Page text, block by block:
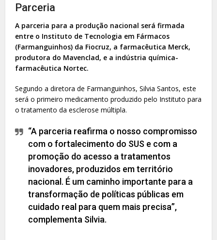
Parceria
A parceria para a produção nacional será firmada
entre o Instituto de Tecnologia em Fármacos
(Farmanguinhos) da Fiocruz, a farmacêutica Merck,
produtora do Mavenclad, e a indústria química-
farmacêutica Nortec.
Segundo a diretora de Farmanguinhos, Silvia Santos, este
será o primeiro medicamento produzido pelo Instituto para
o tratamento da esclerose múltipla.
“A parceria reafirma o nosso compromisso
com o fortalecimento do SUS e com a
promoção do acesso a tratamentos
inovadores, produzidos em território
nacional. É um caminho importante para a
transformação de políticas públicas em
cuidado real para quem mais precisa”,
complementa Silvia.